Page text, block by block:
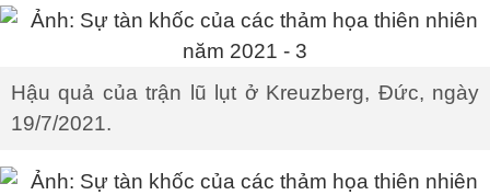
Hậu quả của trận lũ lụt ở Kreuzberg, Đức, ngày
19/7/2021.